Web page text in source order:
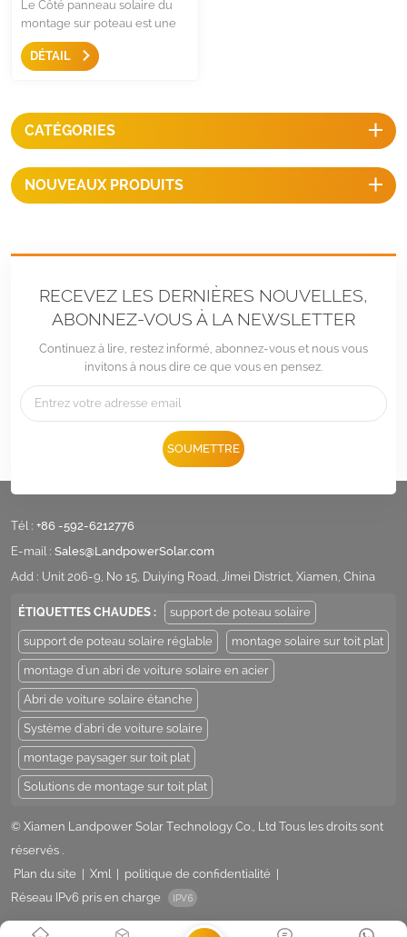
Le Côté panneau solaire du
montage sur poteau est une
solution simple et rapide pour
monter le panneau solaire sur
sens, flexible pour une
utilisation en paysage ou en
portrait.
DÉTAIL
CATÉGORIES
NOUVEAUX PRODUITS
RECEVEZ LES DERNIÈRES NOUVELLES,
ABONNEZ-VOUS À LA NEWSLETTER
Continuez à lire, restez informé, abonnez-vous et nous vous
invitons à nous dire ce que vous en pensez.
SOUMETTRE
Tél : +86 -592-6212776
E-mail : Sales@LandpowerSolar.com
Add : Unit 206-9, No 15, Duiying Road, Jimei District, Xiamen, China
ÉTIQUETTES CHAUDES : support de poteau solaire
support de poteau solaire réglable montage solaire sur toit plat
montage d'un abri de voiture solaire en acier
Abri de voiture solaire étanche
Système d'abri de voiture solaire
montage paysager sur toit plat
Solutions de montage sur toit plat
© Xiamen Landpower Solar Technology Co., Ltd Tous les droits sont
réservés .
Plan du site
Xml politique de confidentialité
Réseau IPv6 pris en charge